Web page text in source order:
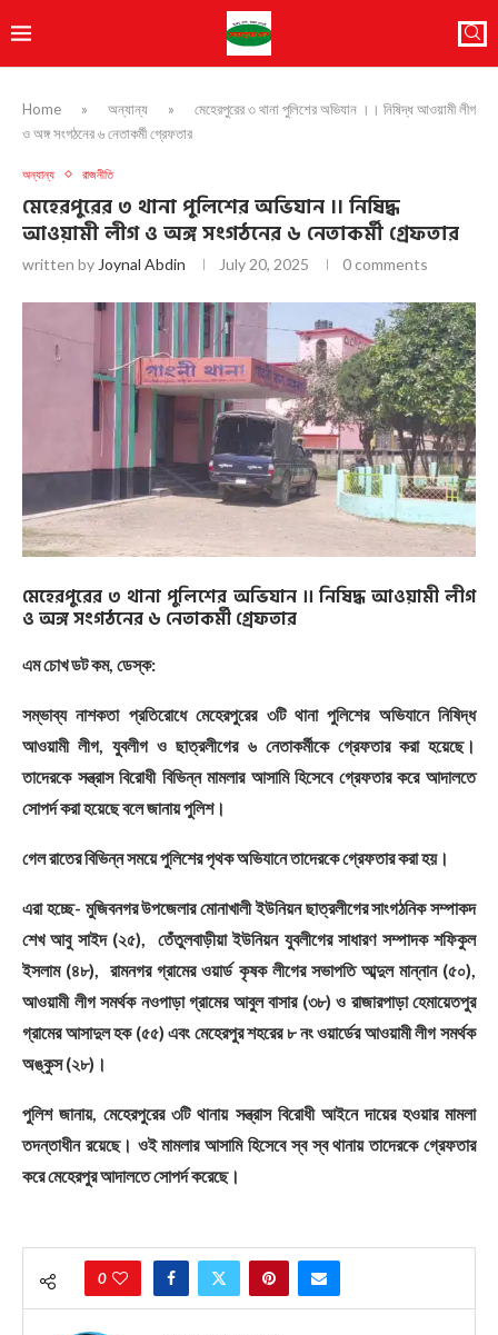
Home » অন্যান্য »
মেহেরপুরের ৩ থানা পুলিশের অভিযান ।। নিষিদ্ধ আওয়ামী লীগ
ও অঙ্গ সংগঠনের ৬ নেতাকর্মী গ্রেফতার
অন্যান্য রাজনীতি
মেহেরপুরের ৩ থানা পুলিশের অভিযান ।। নিষিদ্ধ
আওয়ামী লীগ ও অঙ্গ সংগঠনের ৬ নেতাকর্মী গ্রেফতার
written by Joynal Abdin July 20, 2025 0 comments
মেহেরপুরের ৩ থানা পুলিশের অভিযান ।। নিষিদ্ধ আওয়ামী লীগ
ও অঙ্গ সংগঠনের ৬ নেতাকর্মী গ্রেফতার
এম চোখ ডট কম, ডেস্ক:
সম্ভাব্য নাশকতা প্রতিরোধে মেহেরপুরের ৩টি থানা পুলিশের অভিযানে নিষিদ্ধ
আওয়ামী লীগ, যুবলীগ ও ছাত্রলীগের ৬ নেতাকর্মীকে গ্রেফতার করা হয়েছে।
তাদেরকে সন্ত্রাস বিরোধী বিভিন্ন মামলার আসামি হিসেবে গ্রেফতার করে আদালতে
সোপর্দ করা হয়েছে বলে জানায় পুলিশ।
গেল রাতের বিভিন্ন সময়ে পুলিশের পৃথক অভিযানে তাদেরকে গ্রেফতার করা হয়।
এরা হচ্ছে- মুজিবনগর উপজেলার মোনাখালী ইউনিয়ন ছাত্রলীগের সাংগঠনিক সম্পাকদ
শেখ আবু সাইদ (২৫), তেঁতুলবাড়ীয়া ইউনিয়ন যুবলীগের সাধারণ সম্পাদক শফিকুল
ইসলাম (৪৮), রামনগর গ্রামের ওয়ার্ড কৃষক লীগের সভাপতি আব্দুল মান্নান (৫০),
আওয়ামী লীগ সমর্থক নওপাড়া গ্রামের আবুল বাসার (৩৮) ও রাজারপাড়া হেমায়েতপুর
গ্রামের আসাদুল হক (৫৫) এবং মেহেরপুর শহরের ৮ নং ওয়ার্ডের আওয়ামী লীগ সমর্থক
অঙ্কুস (২৮)।
পুলিশ জানায়, মেহেরপুরের ৩টি থানায় সন্ত্রাস বিরোধী আইনে দায়ের হওয়ার মামলা
তদন্তাধীন রয়েছে। ওই মামলার আসামি হিসেবে স্ব স্ব থানায় তাদেরকে গ্রেফতার
করে মেহেরপুর আদালতে সোপর্দ করেছে।
0